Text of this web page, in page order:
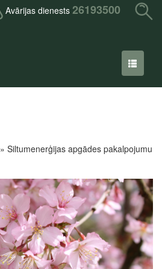
Avārijas dienests 26193500
» Siltumenerģijas apgādes pakalpojumu